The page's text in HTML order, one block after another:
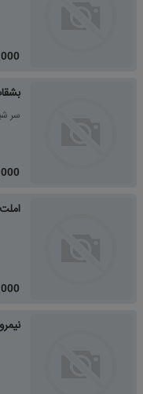
سر
املت
نیمرو